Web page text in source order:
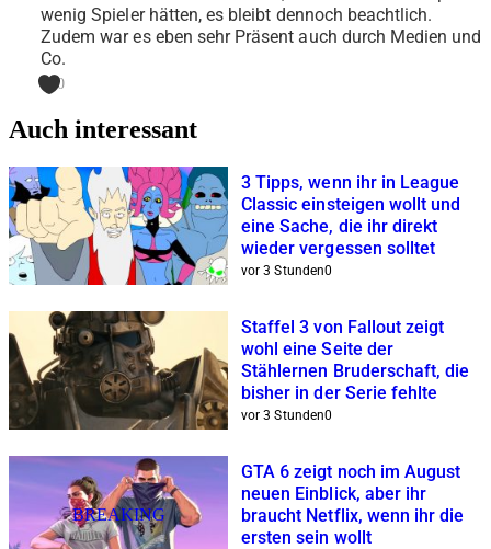
wenig Spieler hätten, es bleibt dennoch beachtlich.
Zudem war es eben sehr Präsent auch durch Medien und
Co.
0
Auch interessant
3 Tipps, wenn ihr in League
Classic einsteigen wollt und
eine Sache, die ihr direkt
wieder vergessen solltet
vor 3 Stunden0
Staffel 3 von Fallout zeigt
wohl eine Seite der
Stählernen Bruderschaft, die
bisher in der Serie fehlte
vor 3 Stunden0
BREAKING
GTA 6 zeigt noch im August
neuen Einblick, aber ihr
braucht Netflix, wenn ihr die
ersten sein wollt